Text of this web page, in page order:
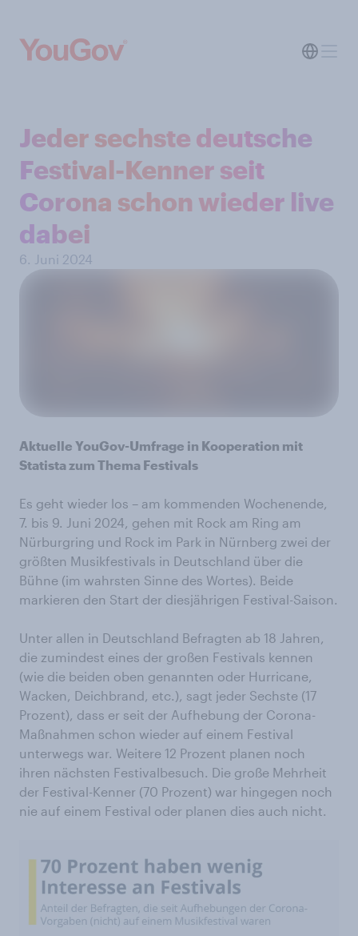
Jeder sechste deutsche
Festival-Kenner seit
Corona schon wieder live
dabei
6. Juni 2024
Aktuelle YouGov-Umfrage in Kooperation mit
Statista zum Thema Festivals
Es geht wieder los – am kommenden Wochenende,
7. bis 9. Juni 2024, gehen mit Rock am Ring am
Nürburgring und Rock im Park in Nürnberg zwei der
größten Musikfestivals in Deutschland über die
Bühne (im wahrsten Sinne des Wortes). Beide
markieren den Start der diesjährigen Festival-Saison.
Unter allen in Deutschland Befragten ab 18 Jahren,
die zumindest eines der großen Festivals kennen
(wie die beiden oben genannten oder Hurricane,
Wacken, Deichbrand, etc.), sagt jeder Sechste (17
Prozent), dass er seit der Aufhebung der Corona-
Maßnahmen schon wieder auf einem Festival
unterwegs war. Weitere 12 Prozent planen noch
ihren nächsten Festivalbesuch. Die große Mehrheit
der Festival-Kenner (70 Prozent) war hingegen noch
nie auf einem Festival oder planen dies auch nicht.